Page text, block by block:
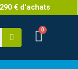
€ d'achats